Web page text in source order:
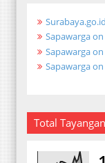
Surabaya.go.id
Sapawarga
Sapawarga
Sapawarga
Total